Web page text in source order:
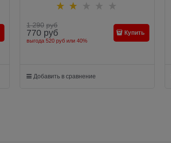
1 290 руб
770 руб
выгода 520 руб или 40%
Купить
Добавить в сравнение